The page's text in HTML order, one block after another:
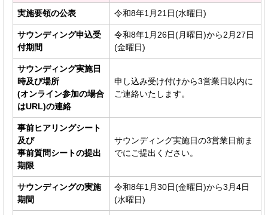
実施要領の公表 令和8年1月21日(水曜日)
サウンディング申込受
付期間
令和8年1月26日(月曜日)から2月27日
(金曜日)
サウンディング実施日
時及び場所
(オンライン参加の場合
はURL)の連絡
申し込み受け付けから3営業日以内に
ご連絡いたします。
事前ヒアリングシート
及び
事前質問シートの提出
期限
サウンディング実施日の3営業日前ま
でにご提出ください。
サウンディングの実施
期間
令和8年1月30日(金曜日)から3月4日
(水曜日)